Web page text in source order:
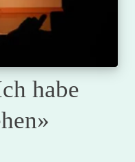
habe